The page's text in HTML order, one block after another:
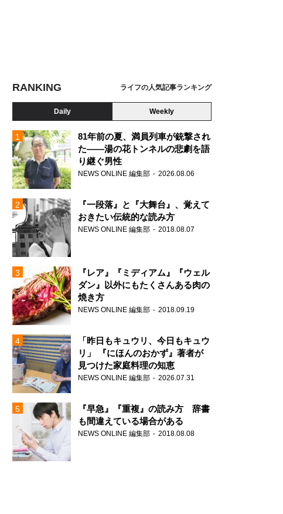
RANKING ライフの人気記事ランキング
Daily Weekly
81年前の夏、満員列車が銃撃され
た――湯の花トンネルの悲劇を語
り継ぐ男性
NEWS ONLINE 編集部 2026.08.06
『一段落』と『大舞台』、覚えて
おきたい伝統的な読み方
NEWS ONLINE 編集部 2018.08.07
『レア』『ミディアム』『ウェル
ダン』以外にもたくさんある肉の
焼き方
NEWS ONLINE 編集部 2018.09.19
「昨日もキュウリ、今日もキュウ
リ」 『にほんのおかず』著者が
見つけた家庭料理の知恵
NEWS ONLINE 編集部 2026.07.31
『早急』『重複』の読み方 辞書
も間違えている場合がある
NEWS ONLINE 編集部 2018.08.08